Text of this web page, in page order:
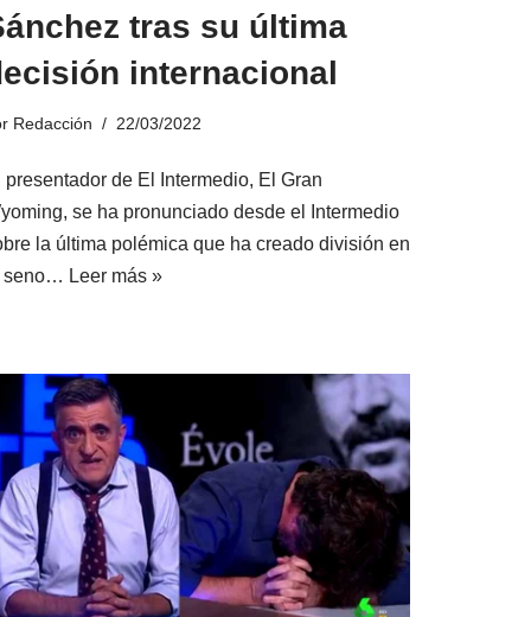
tras su última
internacional
Redacción 22/03/2022
presentador de El Intermedio, El Gran
se ha pronunciado desde el Intermedio
la última polémica que ha creado división en
seno… Leer más »